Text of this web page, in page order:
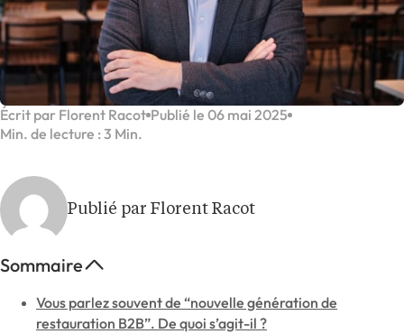
Écrit par Florent Racot Publié le 06 mai 2025
Min. de lecture : 3 Min.
Publié par Florent Racot
Sommaire
Vous parlez souvent de “nouvelle génération de
restauration B2B”. De quoi s’agit-il ?